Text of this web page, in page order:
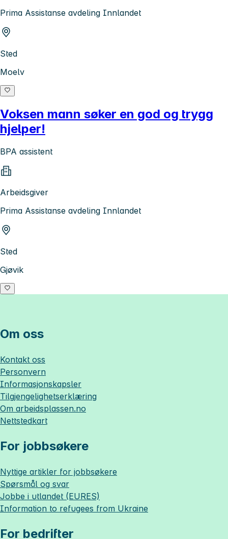
Prima Assistanse avdeling Innlandet
Sted
Moelv
Voksen mann søker en god og trygg
hjelper!
BPA assistent
Arbeidsgiver
Prima Assistanse avdeling Innlandet
Sted
Gjøvik
Om oss
Kontakt oss
Personvern
Informasjonskapsler
Tilgjengelighetserklæring
Om arbeidsplassen.no
Nettstedkart
For jobbsøkere
Nyttige artikler for jobbsøkere
Spørsmål og svar
Jobbe i utlandet (EURES)
Information to refugees from Ukraine
For bedrifter